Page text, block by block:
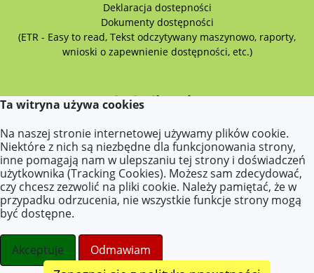
Deklaracja dostepności
Dokumenty dostępności
(ETR - Easy to read, Tekst odczytywany maszynowo, raporty,
wnioski o zapewnienie dostępności, etc.)
Lokalizacja
ul.Szancera 7
02-495 Warszawa
Kontakt
E-mail:p418@eduwarszawa.pl
Ta witryna używa cookies
Na naszej stronie internetowej używamy plików cookie.
Niektóre z nich są niezbędne dla funkcjonowania strony,
inne pomagają nam w ulepszaniu tej strony i doświadczeń
użytkownika (Tracking Cookies). Możesz sam zdecydować,
czy chcesz zezwolić na pliki cookie. Należy pamiętać, że w
przypadku odrzucenia, nie wszystkie funkcje strony mogą
być dostępne.
Akceptuje Odmawiam